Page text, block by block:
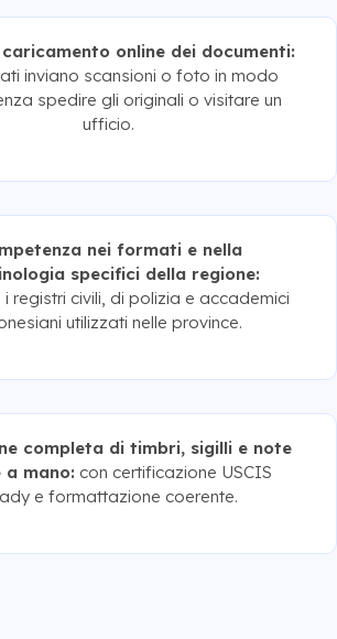
online dei documenti:
inviano scansioni o foto in modo
spedire gli originali o visitare un
ufficio.
nei formati e nella
specifici della regione:
registri civili, di polizia e accademici
utilizzati nelle province.
completa di timbri, sigilli e note
mano: con certificazione USCIS
e formattazione coerente.